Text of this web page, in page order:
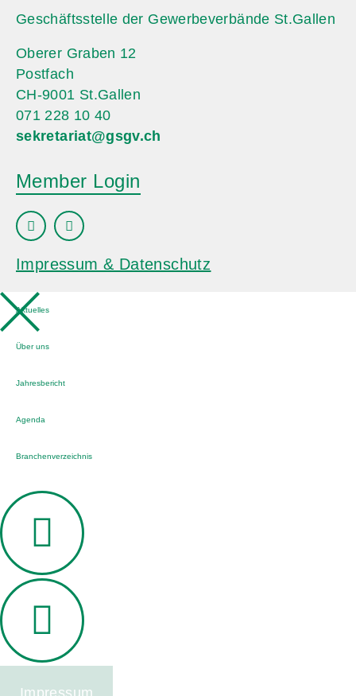
Geschäftsstelle der Gewerbeverbände St.Gallen
Oberer Graben 12
Postfach
CH-9001 St.Gallen
071 228 10 40
sekretariat@gsgv.ch
Member Login
Impressum & Datenschutz
Aktuelles
Über uns
Jahresbericht
Agenda
Branchenverzeichnis
Impressum